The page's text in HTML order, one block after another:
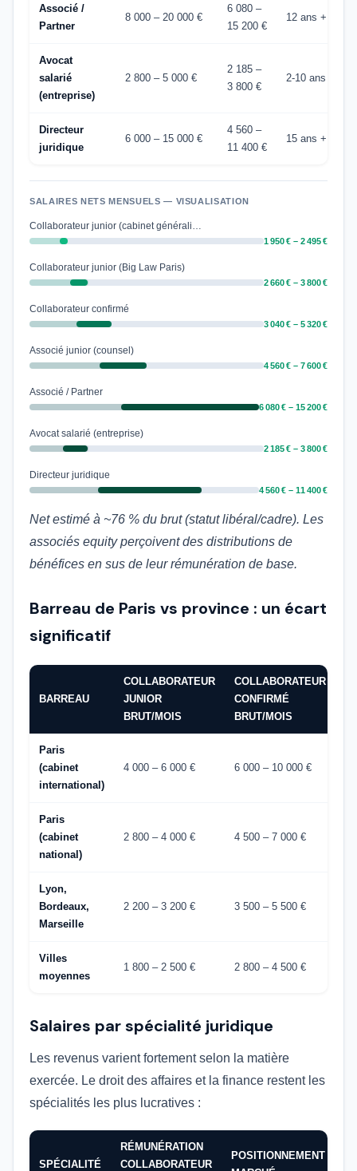
Associé /
Partner
8 000 – 20 000 €
6 080 –
15 200 €
12 ans +
Avocat
salarié
(entreprise)
2 800 – 5 000 €
2 185 –
3 800 €
2-10 ans
Directeur
juridique
6 000 – 15 000 €
4 560 –
11 400 €
15 ans +
SALAIRES NETS MENSUELS — VISUALISATION
Collaborateur junior (cabinet générali…
1 950 € – 2 495 €
Collaborateur junior (Big Law Paris)
2 660 € – 3 800 €
Collaborateur confirmé
3 040 € – 5 320 €
Associé junior (counsel)
4 560 € – 7 600 €
Associé / Partner
6 080 € – 15 200 €
Avocat salarié (entreprise)
2 185 € – 3 800 €
Directeur juridique
4 560 € – 11 400 €
Net estimé à ~76 % du brut (statut libéral/cadre). Les
associés equity perçoivent des distributions de
bénéfices en sus de leur rémunération de base.
Barreau de Paris vs province : un écart
significatif
BARREAU
COLLABORATEUR
JUNIOR
BRUT/MOIS
COLLABORATEUR
CONFIRMÉ
BRUT/MOIS
Paris
(cabinet
international)
4 000 – 6 000 € 6 000 – 10 000 €
Paris
(cabinet
national)
2 800 – 4 000 € 4 500 – 7 000 €
Lyon,
Bordeaux,
Marseille
2 200 – 3 200 € 3 500 – 5 500 €
Villes
moyennes
1 800 – 2 500 € 2 800 – 4 500 €
Salaires par spécialité juridique
Les revenus varient fortement selon la matière
exercée. Le droit des affaires et la finance restent les
spécialités les plus lucratives :
SPÉCIALITÉ
RÉMUNÉRATION
COLLABORATEUR
POSITIONNEMENT